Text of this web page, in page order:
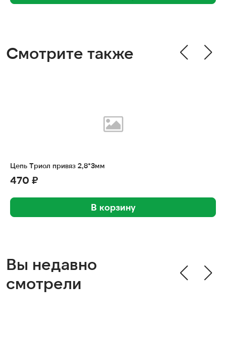
Смотрите также
Цепь Триол привяз 2,8*3мм
470 ₽
В корзину
Вы недавно
смотрели